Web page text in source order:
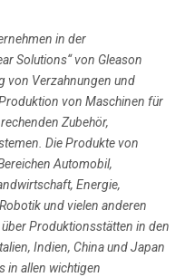
in der
Solutions“ von Gleason
von Verzahnungen und
von Maschinen für
Zubehör,
Die Produkte von
Automobil,
Energie,
und vielen anderen
Produktionsstätten in den
Indien, China und Japan
in allen wichtigen